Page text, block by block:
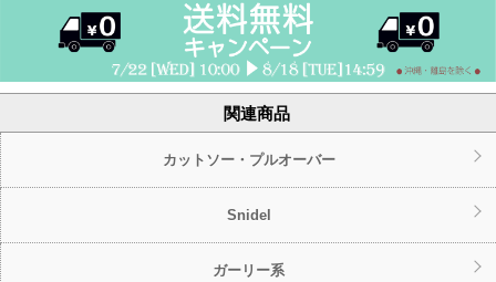
関連商品
カットソー・プルオーバー
Snidel
ガーリー系